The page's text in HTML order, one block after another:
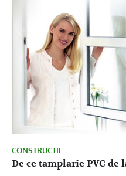
CONSTRUCTII
De ce tamplarie PVC de